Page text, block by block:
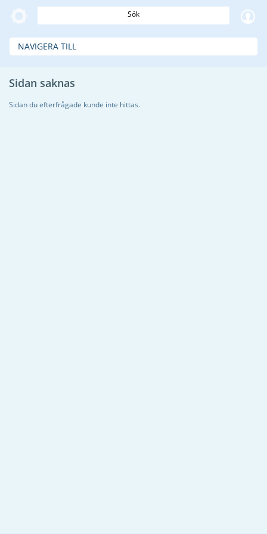
Sök
NAVIGERA TILL
Sidan saknas
Sidan du efterfrågade kunde inte hittas.